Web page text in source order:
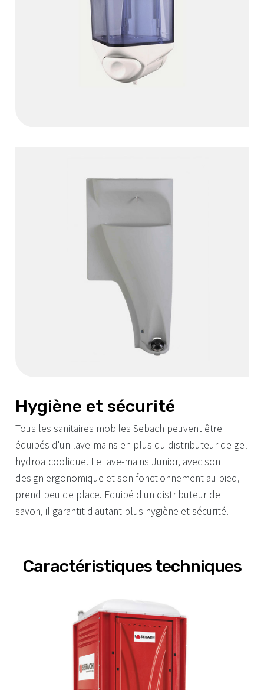
Hygiène et sécurité
Tous les sanitaires mobiles Sebach peuvent être
équipés d'un lave-mains en plus du distributeur de gel
hydroalcoolique. Le lave-mains Junior, avec son
design ergonomique et son fonctionnement au pied,
prend peu de place. Equipé d'un distributeur de
savon, il garantit d'autant plus hygiène et sécurité.
Caractéristiques techniques